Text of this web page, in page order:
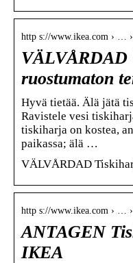
http s://www.ikea.com › …
VÄLVÅRDAD
ruostumaton
Hyvä tietää. Älä jätä
Ravistele vesi
tiskiharja on kostea,
paikassa; älä …
VÄLVÅRDAD
http s://www.ikea.com › …
ANTAGEN
IKEA